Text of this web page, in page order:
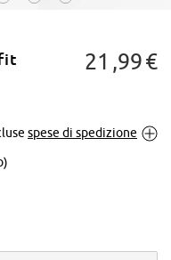
Tocca per
21 99€
spese di spedizione